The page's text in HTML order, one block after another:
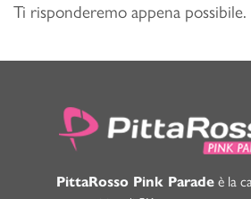
Ti risponderemo appena possibile.
PittaRosso Pink Parade è la